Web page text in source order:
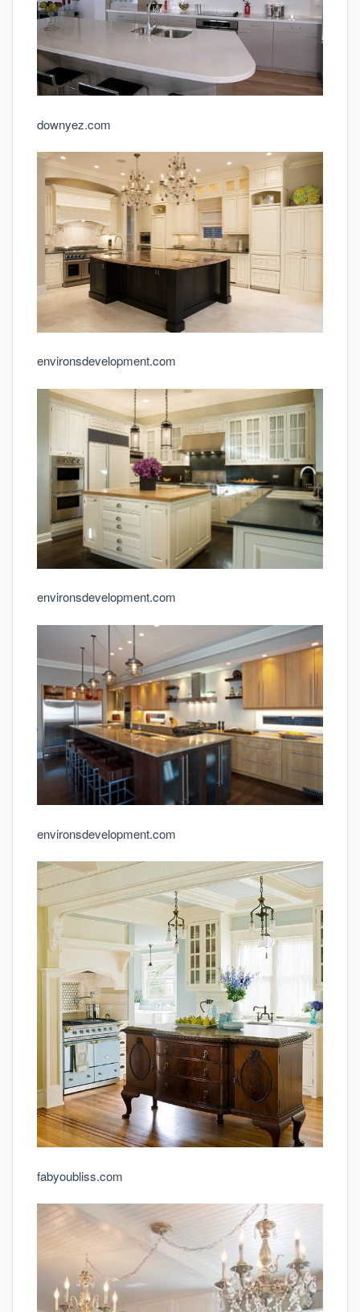
downyez.com
environsdevelopment.com
environsdevelopment.com
environsdevelopment.com
fabyoubliss.com